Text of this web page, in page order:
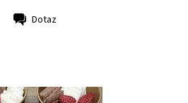
Dotaz